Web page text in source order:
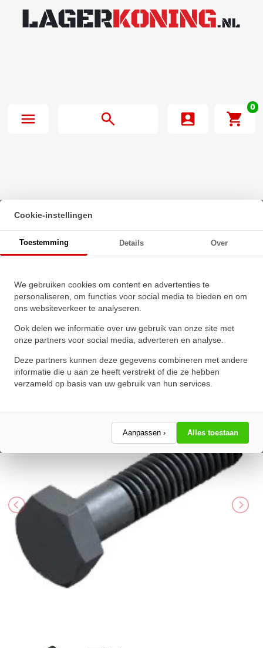
0
Beginpagina·
Zeskanttapbout Deeldraad DIN 931 M56x300mm 8.8
Onbehandeld
Cookie-instellingen
Toestemming Details Over
We gebruiken cookies om content en advertenties te
personaliseren, om functies voor social media te bieden en om
ons websiteverkeer te analyseren.
Ook delen we informatie over uw gebruik van onze site met
onze partners voor social media, adverteren en analyse.
Deze partners kunnen deze gegevens combineren met andere
informatie die u aan ze heeft verstrekt of die ze hebben
verzameld op basis van uw gebruik van hun services.
Aanpassen › Alles toestaan
Zeskanttapbout Deeldraad DIN
931 M56x300mm 8.8
Onbehandeld
Schrijf een review!